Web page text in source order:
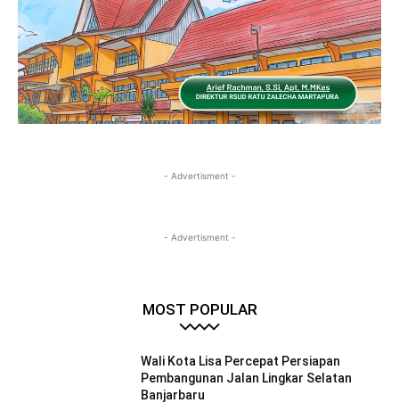
- Advertisment -
- Advertisment -
MOST POPULAR
Wali Kota Lisa Percepat Persiapan
Pembangunan Jalan Lingkar Selatan
Banjarbaru